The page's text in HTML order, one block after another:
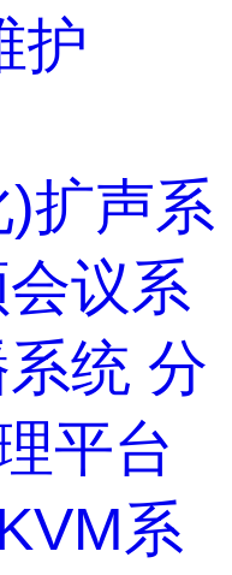
护
扩声系
议系
统 分
平台
系